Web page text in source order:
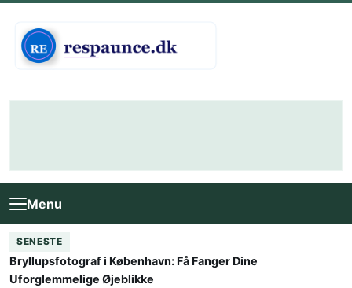
Menu
SENESTE
Bryllupsfotograf i København: Få Fanger Dine
Uforglemmelige Øjeblikke